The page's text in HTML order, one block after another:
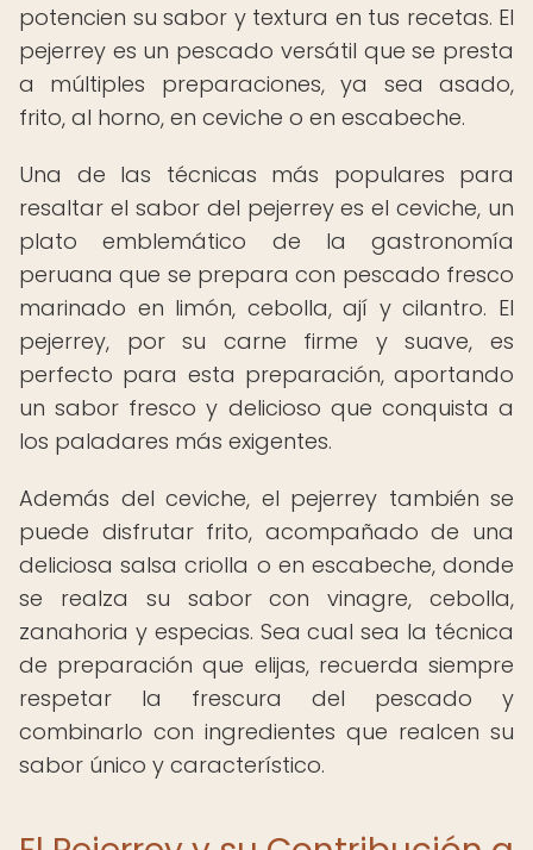
potencien su sabor y textura en tus recetas. El
pejerrey es un pescado versátil que se presta
a múltiples preparaciones, ya sea asado,
frito, al horno, en ceviche o en escabeche.
Una de las técnicas más populares para
resaltar el sabor del pejerrey es el ceviche, un
plato emblemático de la gastronomía
peruana que se prepara con pescado fresco
marinado en limón, cebolla, ají y cilantro. El
pejerrey, por su carne firme y suave, es
perfecto para esta preparación, aportando
un sabor fresco y delicioso que conquista a
los paladares más exigentes.
Además del ceviche, el pejerrey también se
puede disfrutar frito, acompañado de una
deliciosa salsa criolla o en escabeche, donde
se realza su sabor con vinagre, cebolla,
zanahoria y especias. Sea cual sea la técnica
de preparación que elijas, recuerda siempre
respetar la frescura del pescado y
combinarlo con ingredientes que realcen su
sabor único y característico.